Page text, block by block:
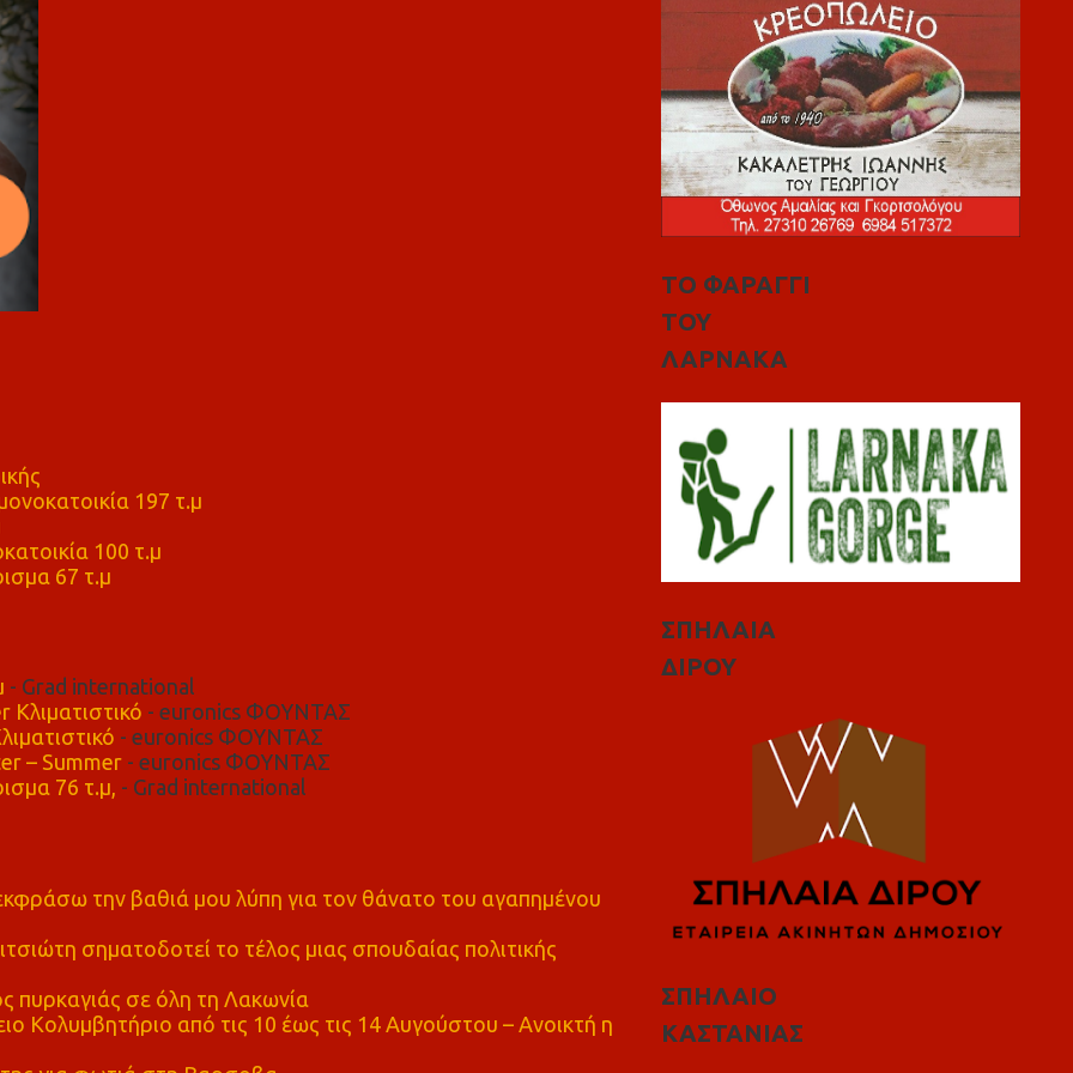
197 τ.μ
100 τ.μ
67 τ.μ
- Grad international
- euronics ΦΟΥΝΤΑΣ
- euronics ΦΟΥΝΤΑΣ
– Summer- euronics ΦΟΥΝΤΑΣ
76 τ.μ, - Grad international
την βαθιά μου λύπη για τον θάνατο του αγαπημένου
σηματοδοτεί το τέλος μιας σπουδαίας πολιτικής
πυρκαγιάς σε όλη τη Λακωνία
Κολυμβητήριο από τις 10 έως τις 14 Αυγούστου – Ανοικτή η
ΤΟ ΦΑΡΑΓΓΙ
ΤΟΥ
ΛΑΡΝΑΚΑ
ΣΠΗΛΑΙΑ
ΔΙΡΟΥ
ΣΠΗΛΑΙΟ
ΚΑΣΤΑΝΙΑΣ